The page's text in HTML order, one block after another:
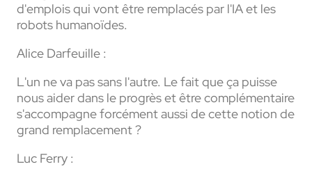
d'emplois qui vont être remplacés par l'IA et les
robots humanoïdes.
Alice Darfeuille :
L'un ne va pas sans l'autre. Le fait que ça puisse
nous aider dans le progrès et être complémentaire
s'accompagne forcément aussi de cette notion de
grand remplacement ?
Luc Ferry :